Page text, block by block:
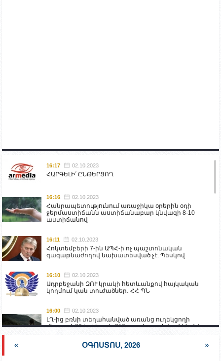
16:17 02.10.2023
ՀԱՐԳԵԼԻ՛ ԸՆԹԵՐՑՈՂ
16:16 02.10.2023
Հանրապետությունում առաջիկա օրերին օդի
ջերմաստիճանն աստիճանաբար կնվազի 8-10
աստիճանով
16:11 02.10.2023
Հոկտեմբերի 7-ին ԱՊՀ-ի ոչ պաշտոնական
գագաթնաժողով նախատեսված չէ. Պեսկով
16:10 02.10.2023
Ադրբեջանի ԶՈՒ կրակի հետևանքով հայկական
կողմում կան տուժածներ․ ՀՀ ՊՆ
16:00 02.10.2023
ԼՂ-ից բռնի տեղահանված առանց ուղեկցողի
մնացած 20 երեխա և 216 տարեց գտնվում են ՀՀ
« ՕԳՈՍՏՈՍ, 2026 »